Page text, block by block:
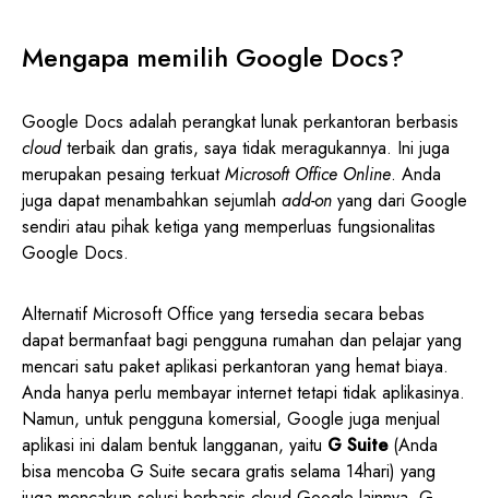
Mengapa memilih Google Docs?
Google Docs adalah perangkat lunak perkantoran berbasis
cloudterbaik dan gratis, saya tidak meragukannya. Ini juga
merupakan pesaing terkuatMicrosoft Office Online. Anda
juga dapat menambahkan sejumlah add-on yang dari Google
sendiri atau pihak ketiga yang memperluas fungsionalitas
Google Docs.
Alternatif Microsoft Office yang tersedia secara bebas
dapat bermanfaat bagi pengguna rumahan dan pelajar yang
mencari satu paket aplikasi perkantoran yang hemat biaya.
Anda hanya perlu membayar internet tetapi tidak aplikasinya.
Namun, untuk pengguna komersial, Google juga menjual
aplikasi ini dalam bentuk langganan, yaitu G Suite(Anda
bisa mencoba G Suite secara gratis selama 14hari) yang